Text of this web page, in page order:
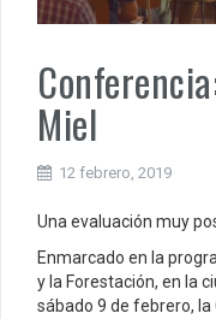
Miel
12 febrero, 2019
Una evaluación muy
Enmarcado en la
y la Forestación, en la
sábado 9 de febrero,